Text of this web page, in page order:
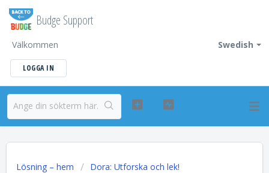
Budge Support
Swedish
Välkommen
LOGGA IN
Lösning – hem Dora: Utforska och lek!